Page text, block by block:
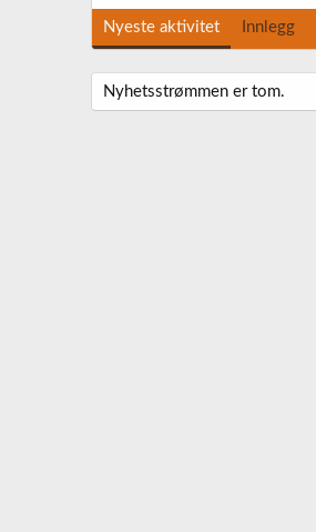
Nyeste aktivitet Innlegg
Nyhetsstrømmen er tom.